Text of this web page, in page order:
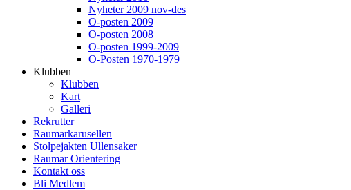
Nyheter 2009 nov-des
O-posten 2009
O-posten 2008
O-posten 1999-2009
O-Posten 1970-1979
Klubben
Klubben
Kart
Galleri
Rekrutter
Raumarkarusellen
Stolpejakten Ullensaker
Raumar Orientering
Kontakt oss
Bli Medlem